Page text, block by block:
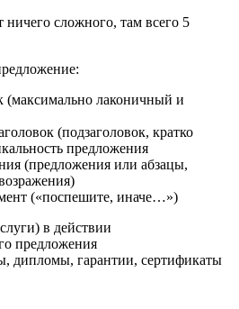
ничего сложного, там всего 5
(максимально лаконичный и
(подзаголовок, кратко
предложения
(предложения или абзацы,
(«поспешите, иначе…»)
в действии
предложения
дипломы, гарантии, сертификаты